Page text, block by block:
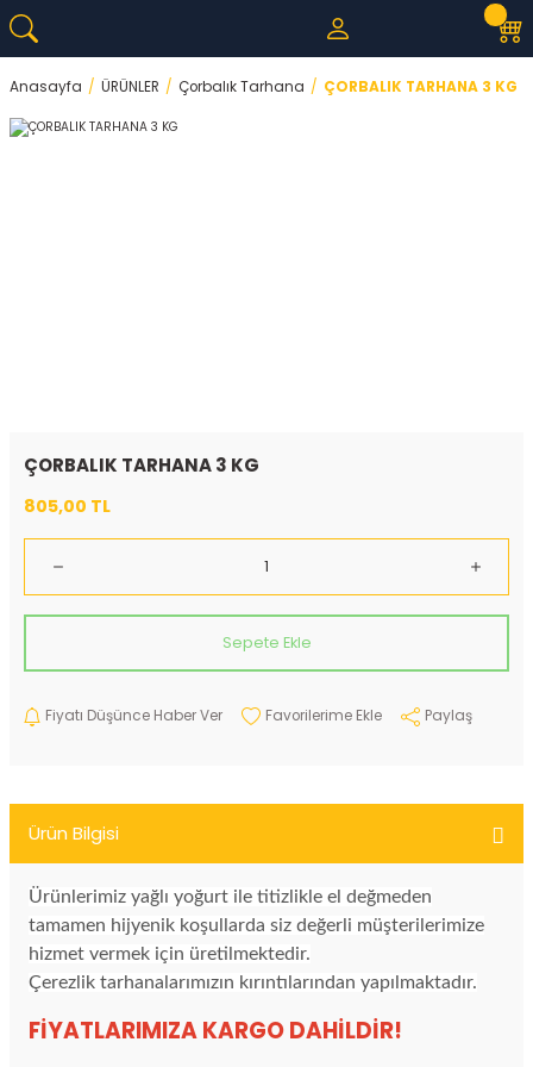
Anasayfa ÜRÜNLER Çorbalık Tarhana ÇORBALIK TARHANA 3 KG
ÇORBALIK TARHANA 3 KG
805,00 TL
Sepete Ekle
Fiyatı Düşünce Haber Ver Paylaş
Ürün Bilgisi
Ürünlerimiz yağlı yoğurt ile titizlikle el değmeden
tamamen hijyenik koşullarda siz değerli müşterilerimize
hizmet vermek için üretilmektedir.
Çerezlik tarhanalarımızın kırıntılarından yapılmaktadır.
FİYATLARIMIZA KARGO DAHİLDİR!